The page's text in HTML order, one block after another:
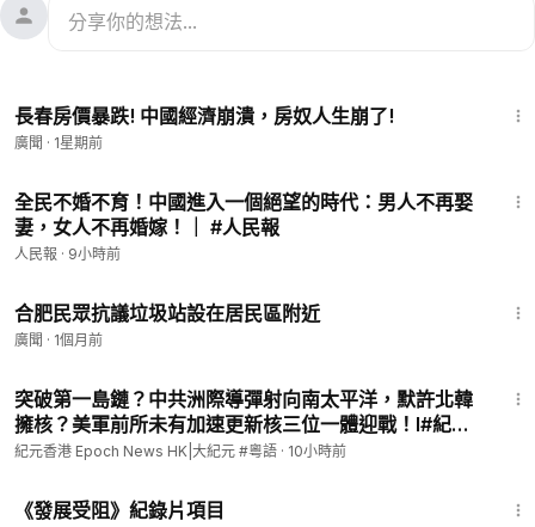
長春房價暴跌! 中國經濟崩潰，房奴人生崩了!
廣聞 · 1星期前
全民不婚不育！中國進入一個絕望的時代：男人不再娶
妻，女人不再婚嫁！｜ #人民報
人民報 · 9小時前
合肥民眾抗議垃圾站設在居民區附近
廣聞 · 1個月前
突破第一島鏈？中共洲際導彈射向南太平洋，默許北韓
擁核？美軍前所未有加速更新核三位一體迎戰！l#紀元
香港 粵語
紀元香港 Epoch News HK|大紀元 #粵語 · 10小時前
《發展受阻》紀錄片項目